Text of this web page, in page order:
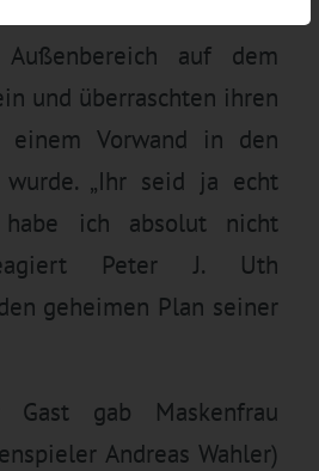
auf dem
und überraschten ihren
einem Vorwand in den
„Ihr seid ja echt
ich absolut nicht
Peter J. Uth
geheimen Plan seiner
Gast gab Maskenfrau
Andreas Wahler)